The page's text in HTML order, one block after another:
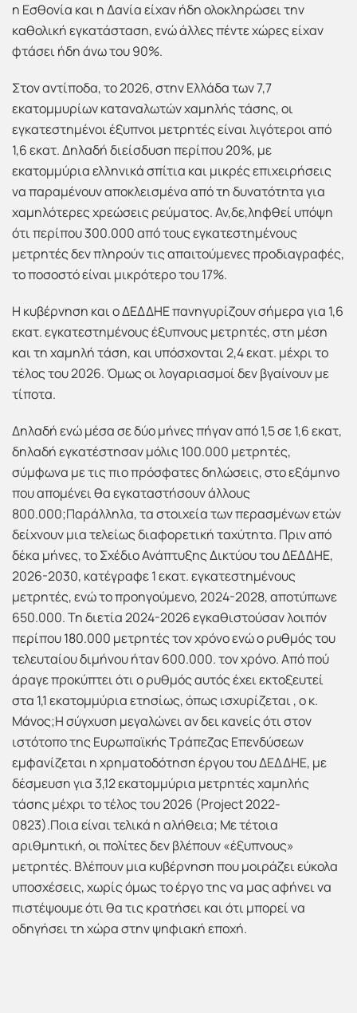
η Εσθονία και η Δανία είχαν ήδη ολοκληρώσει την
καθολική εγκατάσταση, ενώ άλλες πέντε χώρες είχαν
φτάσει ήδη άνω του 90%.
Στον αντίποδα, το 2026, στην Ελλάδα των 7,7
εκατομμυρίων καταναλωτών χαμηλής τάσης, οι
εγκατεστημένοι έξυπνοι μετρητές είναι λιγότεροι από
1,6 εκατ. Δηλαδή διείσδυση περίπου 20%, με
εκατομμύρια ελληνικά σπίτια και μικρές επιχειρήσεις
να παραμένουν αποκλεισμένα από τη δυνατότητα για
χαμηλότερες χρεώσεις ρεύματος. Αν,δε,ληφθεί υπόψη
ότι περίπου 300.000 από τους εγκατεστημένους
μετρητές δεν πληρούν τις απαιτούμενες προδιαγραφές,
το ποσοστό είναι μικρότερο του 17%.
Η κυβέρνηση και ο ΔΕΔΔΗΕ πανηγυρίζουν σήμερα για 1,6
εκατ. εγκατεστημένους έξυπνους μετρητές, στη μέση
και τη χαμηλή τάση, και υπόσχονται 2,4 εκατ. μέχρι το
τέλος του 2026. Όμως οι λογαριασμοί δεν βγαίνουν με
τίποτα.
Δηλαδή ενώ μέσα σε δύο μήνες πήγαν από 1,5 σε 1,6 εκατ,
δηλαδή εγκατέστησαν μόλις 100.000 μετρητές,
σύμφωνα με τις πιο πρόσφατες δηλώσεις, στο εξάμηνο
που απομένει θα εγκαταστήσουν άλλους
800.000;Παράλληλα, τα στοιχεία των περασμένων ετών
δείχνουν μια τελείως διαφορετική ταχύτητα. Πριν από
δέκα μήνες, το Σχέδιο Ανάπτυξης Δικτύου του ΔΕΔΔΗΕ,
2026-2030, κατέγραφε 1 εκατ. εγκατεστημένους
μετρητές, ενώ το προηγούμενο, 2024-2028, αποτύπωνε
650.000. Τη διετία 2024-2026 εγκαθιστούσαν λοιπόν
περίπου 180.000 μετρητές τον χρόνο ενώ ο ρυθμός του
τελευταίου διμήνου ήταν 600.000. τον χρόνο. Από πού
άραγε προκύπτει ότι ο ρυθμός αυτός έχει εκτοξευτεί
στα 1,1 εκατομμύρια ετησίως, όπως ισχυρίζεται , ο κ.
Μάνος;Η σύγχυση μεγαλώνει αν δει κανείς ότι στον
ιστότοπο της Ευρωπαϊκής Τράπεζας Επενδύσεων
εμφανίζεται η χρηματοδότηση έργου του ΔΕΔΔΗΕ, με
δέσμευση για 3,12 εκατομμύρια μετρητές χαμηλής
τάσης μέχρι το τέλος του 2026 (Project 2022-
0823).Ποια είναι τελικά η αλήθεια; Με τέτοια
αριθμητική, οι πολίτες δεν βλέπουν «έξυπνους»
μετρητές. Βλέπουν μια κυβέρνηση που μοιράζει εύκολα
υποσχέσεις, χωρίς όμως το έργο της να μας αφήνει να
πιστέψουμε ότι θα τις κρατήσει και ότι μπορεί να
οδηγήσει τη χώρα στην ψηφιακή εποχή.